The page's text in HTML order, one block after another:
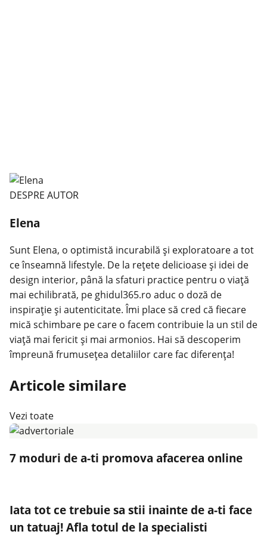
DESPRE AUTOR
Elena
Sunt Elena, o optimistă incurabilă și exploratoare a tot
ce înseamnă lifestyle. De la rețete delicioase și idei de
design interior, până la sfaturi practice pentru o viață
mai echilibrată, pe ghidul365.ro aduc o doză de
inspirație și autenticitate. Îmi place să cred că fiecare
mică schimbare pe care o facem contribuie la un stil de
viață mai fericit și mai armonios. Hai să descoperim
împreună frumusețea detaliilor care fac diferența!
Articole similare
Vezi toate
7 moduri de a-ti promova afacerea online
Iata tot ce trebuie sa stii inainte de a-ti face
un tatuaj! Afla totul de la specialisti